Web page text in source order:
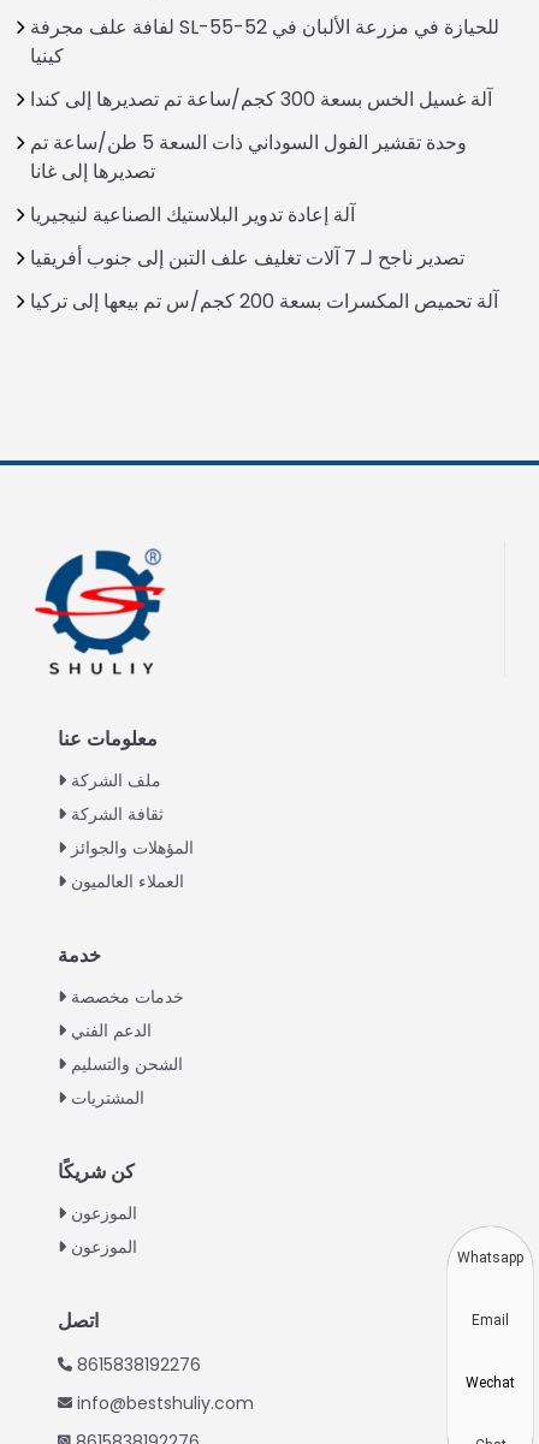
لفافة علف مجرفة SL-55-52 للحيازة في مزرعة الألبان في
كينيا
آلة غسيل الخس بسعة 300 كجم/ساعة تم تصديرها إلى كندا
وحدة تقشير الفول السوداني ذات السعة 5 طن/ساعة تم
تصديرها إلى غانا
آلة إعادة تدوير البلاستيك الصناعية لنيجيريا
تصدير ناجح لـ 7 آلات تغليف علف التبن إلى جنوب أفريقيا
آلة تحميص المكسرات بسعة 200 كجم/س تم بيعها إلى تركيا
معلومات عنا
ملف الشركة
ثقافة الشركة
المؤهلات والجوائز
العملاء العالميون
خدمة
خدمات مخصصة
الدعم الفني
الشحن والتسليم
المشتريات
كن شريكًا
الموزعون
الموزعون
اتصل
8615838192276
info@bestshuliy.com
Chinese
Hindi
Korean
Vietnamese
Thai
Indonesian
Swahili
Greek
Whatsapp
Email
Wechat